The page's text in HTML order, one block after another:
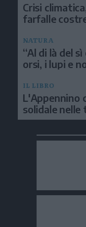
Crisi
farfalle
NATURA
“Al di là del
orsi, i lupi e
IL LIBRO
L'Appennino
solidale nelle